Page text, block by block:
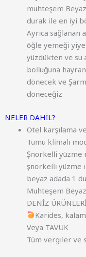
muhteşem Beyaz
durak ile en iyi
Ayrıca sağlanan
öğle yemeği
yüzdükten ve su
bolluğuna
dönecek ve Şarm
döneceğiz
NELER DAHİL?
Otel karşılama
Tümü klimalı
Şnorkelli yüzme
şnorkelli yüzme
beyaz adada 1
Muhteşem
DENİZ
Karides,
Veya TAVUK
Tüm vergiler ve